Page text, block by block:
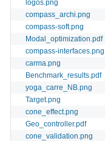
logos.png
compass_archi.png
compass-soft.png
Modal_optimization.pdf
compass-interfaces.png
carma.png
Benchmark_results.pdf
yoga_carre_NB.png
Target.png
cone_effect.png
Geo_controller.pdf
cone_validation.png